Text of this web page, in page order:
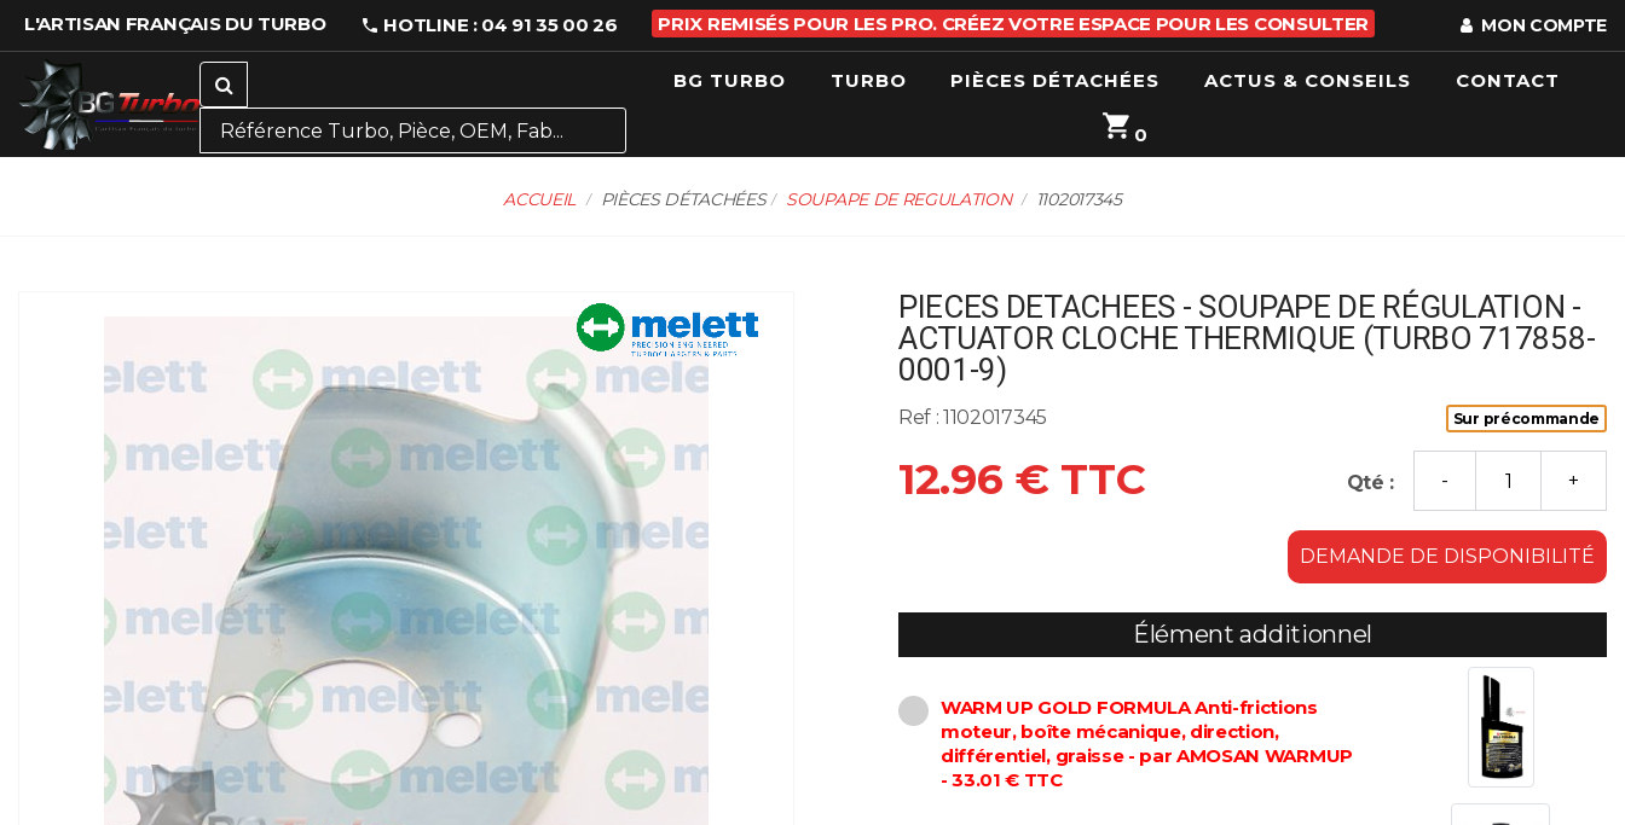
L'ARTISAN FRANÇAIS DU TURBO HOTLINE : 04 91 35 00 26 PRIX REMISÉS POUR LES PRO. CRÉEZ VOTRE ESPACE POUR LES CONSULTER MON COMPTE
BG TURBO TURBO PIÈCES DÉTACHÉES ACTUS & CONSEILS CONTACT
0
ACCUEIL PIÈCES DÉTACHÉES SOUPAPE DE REGULATION 1102017345
PIECES DETACHEES - SOUPAPE DE RÉGULATION -
ACTUATOR CLOCHE THERMIQUE (TURBO 717858-
0001-9)
Ref : 1102017345 Sur précommande
12.96 € TTC Qté :
DEMANDE DE DISPONIBILITÉ
Élément additionnel
WARM UP GOLD FORMULA Anti-frictions
moteur, boîte mécanique, direction,
différentiel, graisse - par AMOSAN WARMUP
- 33.01 € TTC